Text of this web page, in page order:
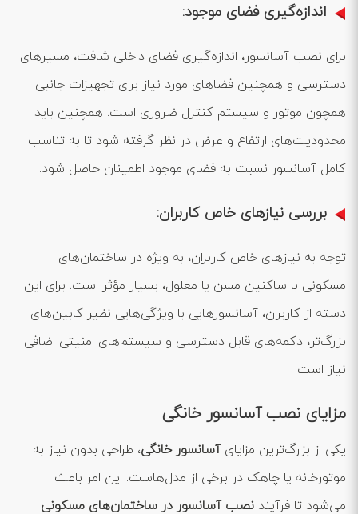
اندازه‌گیری فضای موجود:
برای نصب آسانسور، اندازه‌گیری فضای داخلی شافت، مسیرهای
دسترسی و همچنین فضاهای مورد نیاز برای تجهیزات جانبی
همچون موتور و سیستم کنترل ضروری است. همچنین باید
محدودیت‌های ارتفاع و عرض در نظر گرفته شود تا به تناسب
کامل آسانسور نسبت به فضای موجود اطمینان حاصل شود.
بررسی نیازهای خاص کاربران:
توجه به نیازهای خاص کاربران، به ویژه در ساختمان‌های
مسکونی با ساکنین مسن یا معلول، بسیار مؤثر است. برای این
دسته از کاربران، آسانسورهایی با ویژگی‌هایی نظیر کابین‌های
بزرگ‌تر، دکمه‌های قابل دسترسی و سیستم‌های امنیتی اضافی
نیاز است.
مزایای نصب آسانسور خانگی
یکی از بزرگ‌ترین مزایایآسانسور خانگی، طراحی بدون نیاز به
موتورخانه یا چاهک در برخی از مدل‌هاست. این امر باعث
می‌شود تا فرآیند نصب آسانسور در ساختمان‌های مسکونی